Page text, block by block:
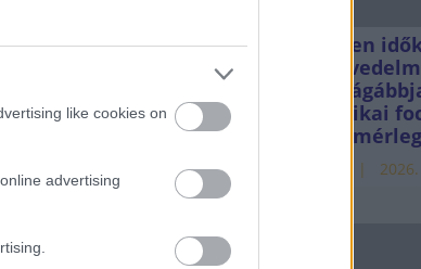
like cookies on
advertising
kellett vennie a
tudnak csak
Minden
amerikai
gyorsmérleg